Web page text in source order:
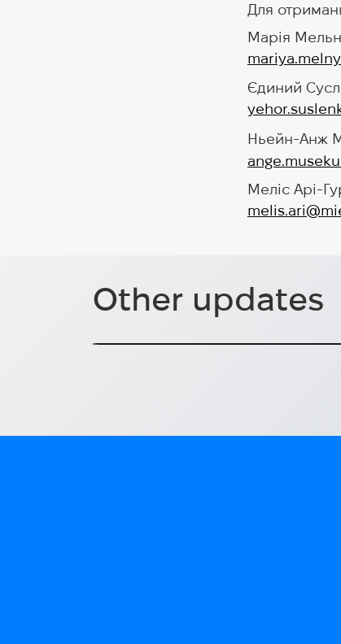
Для
Марія
Єдиний
Ньейн-Анж
Меліс Арі-
Other updates
Єпископ Сюзанна
Подібні розмови допомагають